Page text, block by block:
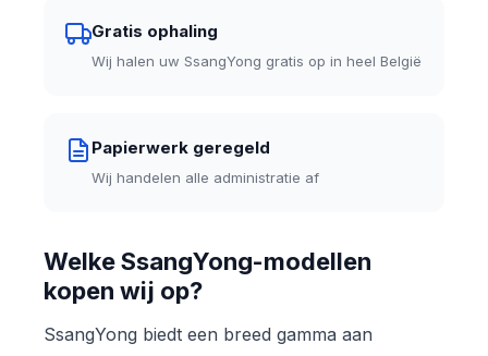
Gratis ophaling
Wij halen uw SsangYong gratis op in heel België
Papierwerk geregeld
Wij handelen alle administratie af
Welke SsangYong-modellen
kopen wij op?
SsangYong biedt een breed gamma aan